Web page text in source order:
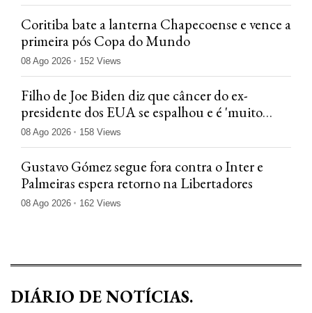
Coritiba bate a lanterna Chapecoense e vence a
primeira pós Copa do Mundo
08 Ago 2026 152 Views
Filho de Joe Biden diz que câncer do ex-
presidente dos EUA se espalhou e é 'muito
doloroso'
08 Ago 2026 158 Views
Gustavo Gómez segue fora contra o Inter e
Palmeiras espera retorno na Libertadores
08 Ago 2026 162 Views
DIÁRIO DE NOTÍCIAS.